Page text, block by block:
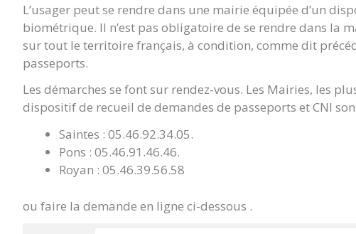
L’usager peut se rendre dans une mairie équipée d’un
biométrique. Il n’est pas obligatoire de se rendre dans la
sur tout le territoire français, à condition, comme dit
passeports.
Les démarches se font sur rendez-vous. Les Mairies, les
dispositif de recueil de demandes de passeports et CNI
Saintes : 05.46.92.34.05.
Pons : 05.46.91.46.46.
Royan : 05.46.39.56.58
ou faire la demande en ligne ci-dessous .